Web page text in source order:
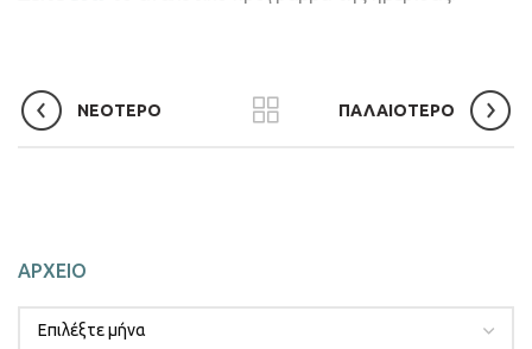
ΝΕΟΤΕΡΟ ΠΑΛΑΙΟΤΕΡΟ
ΑΡΧΕΙΟ